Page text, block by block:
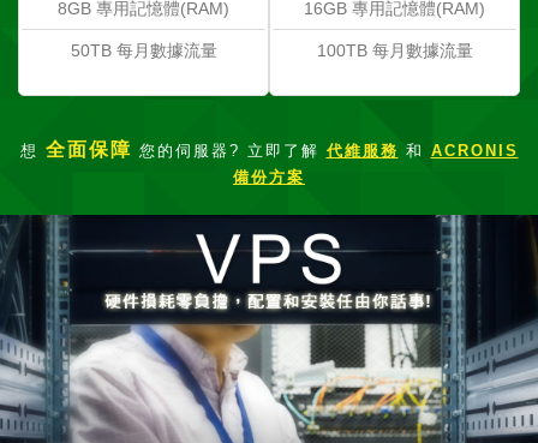
8GB 專用記憶體(RAM)
50TB 每月數據流量
16GB 專用記憶體(RAM)
100TB 每月數據流量
想 全面保障 您的伺服器? 立即了解 代維服務 和 ACRONIS
備份方案